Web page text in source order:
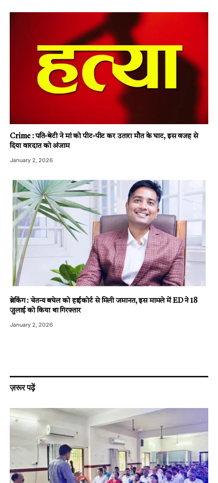
Crime : पति-बेटी ने मां को पीट-पीट कर उतारा मौत के घाट, इस वजह से
दिया वारदात को अंजाम
January 2, 2026
ब्रेकिंग : चेतन्य बघेल को हाईकोर्ट से मिली जमानत, इस मामले में ED ने 18
जुलाई को किया था गिरफ्तार
January 2, 2026
ज़रूर पढ़ें